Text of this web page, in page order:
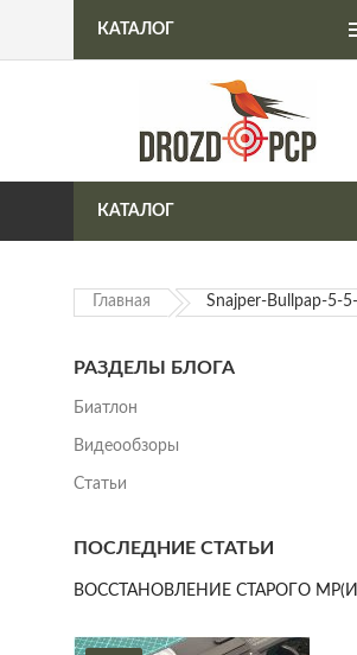
Интернет-магазин
КАТАЛОГ
КАТАЛОГ
Главная Snajper-Bullpap-5-
РАЗДЕЛЫ БЛОГА
Биатлон
Видеообзоры
Статьи
ПОСЛЕДНИЕ СТАТЬИ
ВОССТАНОВЛЕНИЕ СТАРОГО